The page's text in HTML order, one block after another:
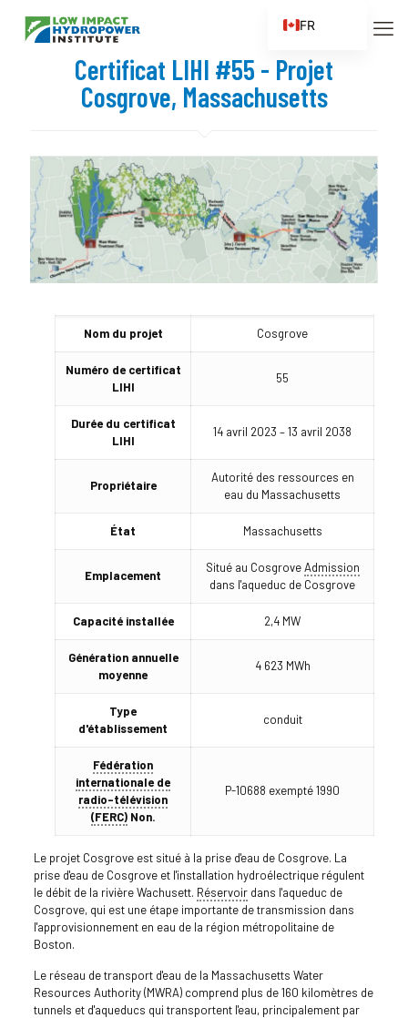
Certificat LIHI #55 - Projet
Cosgrove, Massachusetts
Nom du projet Cosgrove
Numéro de certificat
LIHI
55
Durée du certificat
LIHI
14 avril 2023 – 13 avril 2038
Propriétaire
Autorité des ressources en
eau du Massachusetts
État Massachusetts
Emplacement
Situé au CosgroveAdmission
dans l'aqueduc de Cosgrove
Capacité installée 2,4 MW
Génération annuelle
moyenne
4 623 MWh
Type
d'établissement
conduit
Fédération
internationale de
radio-télévision
(FERC)Non.
P-10688 exempté 1990
Le projet Cosgrove est situé à la prise d'eau de Cosgrove. La
prise d'eau de Cosgrove et l'installation hydroélectrique régulent
le débit de la rivière Wachusett. Réservoirdans l'aqueduc de
Cosgrove, qui est une étape importante de transmission dans
l'approvisionnement en eau de la région métropolitaine de
Boston.
Le réseau de transport d'eau de la Massachusetts Water
Resources Authority (MWRA) comprend plus de 160 kilomètres de
tunnels et d'aqueducs qui transportent l'eau, principalement par
FR
ES